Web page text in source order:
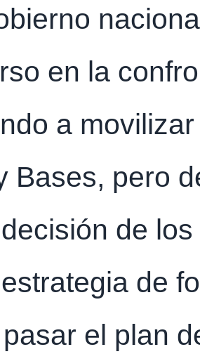
en la
a
Bases, pero
de
de
el plan